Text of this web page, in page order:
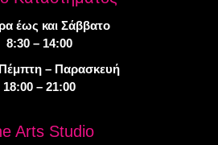
έως και Σάββατο
8:30 – 14:00
Πέμπτη – Παρασκευή
18:00 – 21:00
Arts Studio